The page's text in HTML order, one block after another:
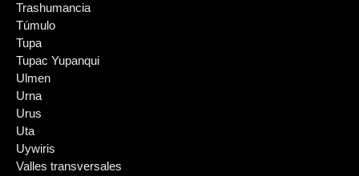
Trashumancia
Túmulo
Tupa
Tupac Yupanqui
Ulmen
Urna
Urus
Uta
Uywiris
Valles transversales